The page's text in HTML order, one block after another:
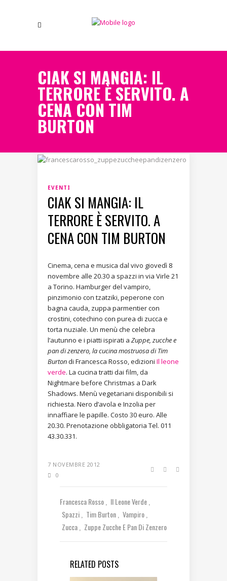
CIAK SI MANGIA: IL
TERRORE È SERVITO. A
CENA CON TIM
BURTON
EVENTI
CIAK SI MANGIA: IL
TERRORE È SERVITO. A
CENA CON TIM BURTON
Cinema, cena e musica dal vivo giovedì 8
novembre alle 20.30 a spazzi in via Virle 21
a Torino. Hamburger del vampiro,
pinzimonio con tzatziki, peperone con
bagna cauda, zuppa parmentier con
crostini, cotechino con purea di zucca e
torta nuziale. Un menù che celebra
l’autunno e i piatti ispirati a Zuppe, zucche e
pan di zenzero, la cucina mostruosa di Tim
Burtondi Francesca Rosso, edizioni Il leone
verde. La cucina tratti dai film, da
Nightmare before Christmas a Dark
Shadows. Menù vegetariani disponibili si
richiesta. Nero d’avola e Inzolia per
innaffiare le papille. Costo 30 euro. Alle
20.30. Prenotazione obbligatoria Tel. 011
43.30.331.
7 NOVEMBRE 2012
0
Francesca Rosso
Il Leone Verde
Spazzi
Tim Burton
Vampiro
Zucca
Zuppe Zucche E Pan Di Zenzero
RELATED POSTS